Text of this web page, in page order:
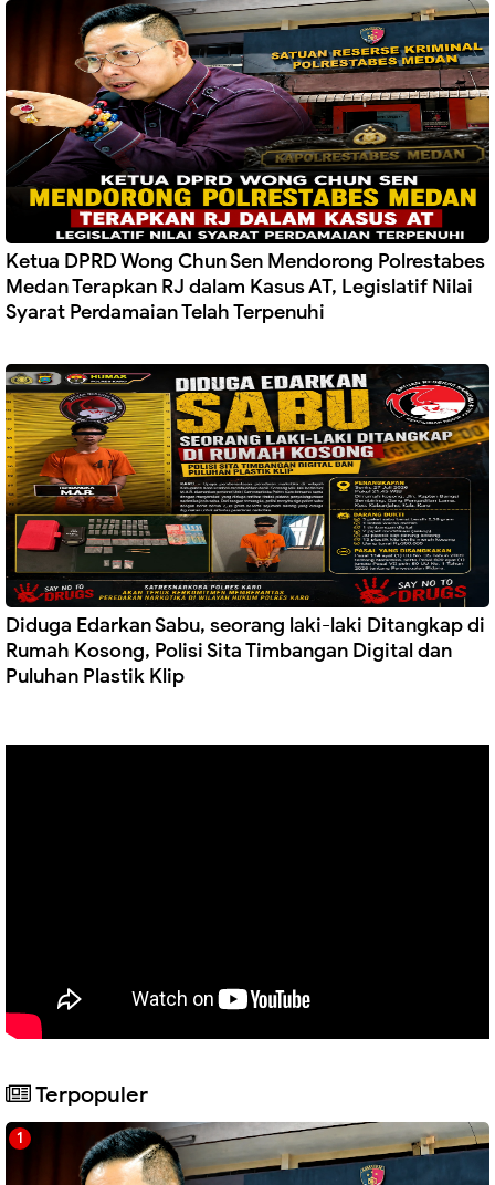
Ketua DPRD Wong Chun Sen Mendorong Polrestabes
Medan Terapkan RJ dalam Kasus AT, Legislatif Nilai
Syarat Perdamaian Telah Terpenuhi
Diduga Edarkan Sabu, seorang laki-laki Ditangkap di
Rumah Kosong, Polisi Sita Timbangan Digital dan
Puluhan Plastik Klip
Terpopuler